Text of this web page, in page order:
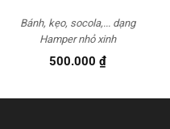
500.000 ₫
Bánh, kẹo, socola,... dạng
Hamper nhỏ xinh